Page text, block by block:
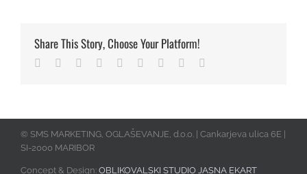
Share This Story, Choose Your Platform!
Facebook
TwitterLinkedin
Reddit TumblrGoogle+Pinterest
© SMS MARKETING, OGLAŠEVANJE, d.o.o. | Cankarjeva ulica 6E |
SI-2000 MARIBOR
Concept & Design: OBLIKOVALSKI STUDIO JASNA EKART